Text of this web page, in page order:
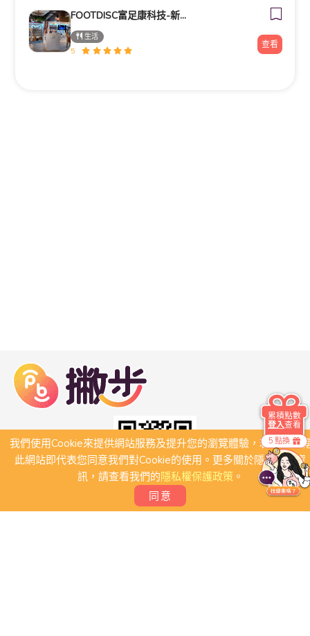
FOOTDISC富足康科技-新光三越-西門店
生活
5
查看
我們使用Cookie來提供網站服務及提升您的瀏覽體驗，若繼續瀏
此網站即代表您同意我們對Cookie的使用。更多關於隱私保護資
訊，請查看我們的隱私權保護政策。
同意
5 點換
累積點數
登入查看